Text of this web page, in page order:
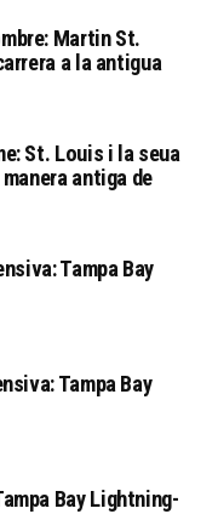
Martin St.
a la antigua
St. Louis i la seua
antiga de
Tampa Bay
Tampa Bay
Bay Lightning-